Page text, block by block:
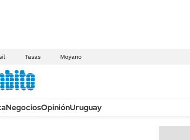
Tasas Moyano
NegociosOpiniónUruguay